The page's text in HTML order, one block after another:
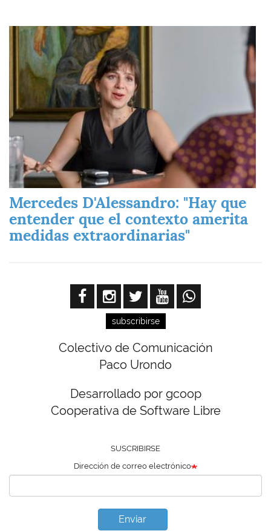
Imagen
Mercedes D'Alessandro: "Hay que
entender que el contexto amerita
medidas extraordinarias"
subscribirse
Colectivo de Comunicación
Paco Urondo
Desarrollado por gcoop
Cooperativa de Software Libre
SUSCRIBIRSE
Dirección de correo electrónico
Enviar